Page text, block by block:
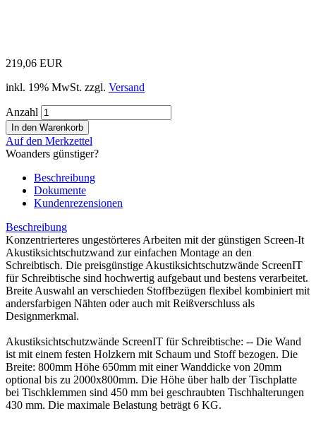
219,06 EUR
inkl. 19% MwSt. zzgl. Versand
Anzahl
Auf den Merkzettel
Woanders günstiger?
Beschreibung
Dokumente
Kundenrezensionen
Beschreibung
Konzentrierteres ungestörteres Arbeiten mit der günstigen Screen-It
Akustiksichtschutzwand zur einfachen Montage an den
Schreibtisch. Die preisgünstige Akustiksichtschutzwände ScreenIT
für Schreibtische sind hochwertig aufgebaut und bestens verarbeitet.
Breite Auswahl an verschieden Stoffbezügen flexibel kombiniert mit
andersfarbigen Nähten oder auch mit Reißverschluss als
Designmerkmal.
Akustiksichtschutzwände ScreenIT für Schreibtische: -- Die Wand
ist mit einem festen Holzkern mit Schaum und Stoff bezogen. Die
Breite: 800mm Höhe 650mm mit einer Wanddicke von 20mm
optional bis zu 2000x800mm. Die Höhe über halb der Tischplatte
bei Tischklemmen sind 450 mm bei geschraubten Tischhalterungen
430 mm. Die maximale Belastung beträgt 6 KG.